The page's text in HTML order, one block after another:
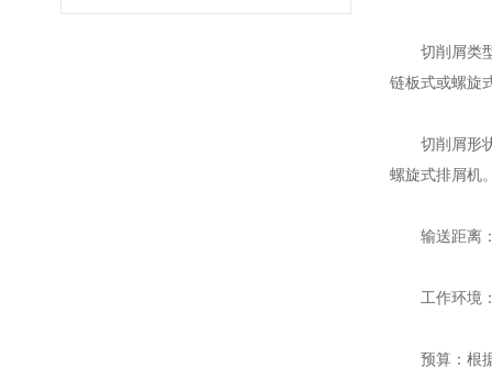
切削屑类型
链板式或螺旋
切削屑形状
螺旋式排屑机
输送距离：
工作环境：
预算：根据